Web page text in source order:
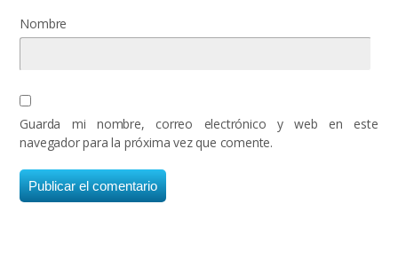
Nombre
Guarda mi nombre, correo electrónico y web en este
navegador para la próxima vez que comente.